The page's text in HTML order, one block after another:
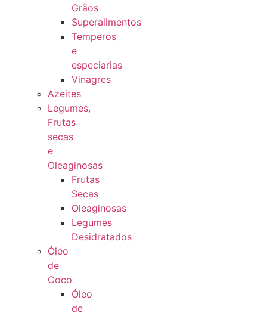
Grãos
Superalimentos
Temperos
e
especiarias
Vinagres
Azeites
Legumes,
Frutas
secas
e
Oleaginosas
Frutas
Secas
Oleaginosas
Legumes
Desidratados
Óleo
de
Coco
Óleo
de